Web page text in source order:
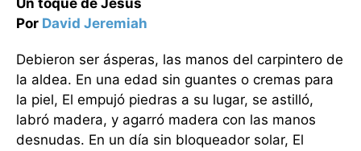
Un toque de Jesús
Por David Jeremiah
Debieron ser ásperas, las manos del carpintero de
la aldea. En una edad sin guantes o cremas para
la piel, El empujó piedras a su lugar, se astilló,
labró madera, y agarró madera con las manos
desnudas. En un día sin bloqueador solar, El